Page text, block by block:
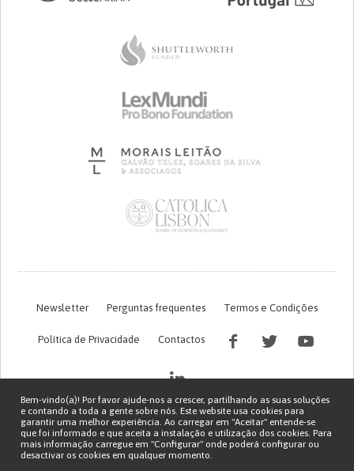
Newsletter Perguntas frequentes Termos e Condições
Política de Privacidade Contactos
Bem-vindo(a)! Por favor ajude-nos a crescer, partilhando as suas soluções
e contando a toda a gente sobre nós. Este website usa cookies para
garantir uma melhor experiência. Ao carregar em "Aceitar" entende-se
que foi informado e que aceita a instalação e utilização dos cookies. Para
mais informação carregue em "Configurar" onde poderá configurar ou
desactivar os cookies em qualquer momento.